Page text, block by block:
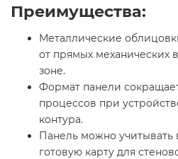
Преимущества:
Металлические
от прямых механических
зоне.
Формат панели
процессов при
контура.
Панель можно учитывать
готовую карту для